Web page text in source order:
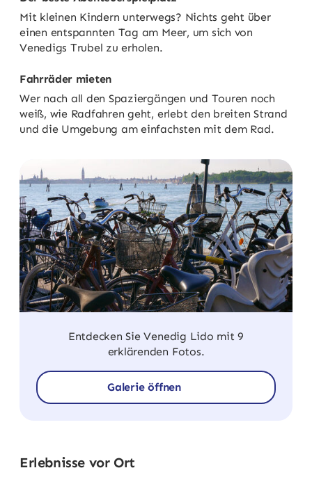
Mit kleinen Kindern unterwegs? Nichts geht über
einen entspannten Tag am Meer, um sich von
Venedigs Trubel zu erholen.
Fahrräder mieten
Wer nach all den Spaziergängen und Touren noch
weiß, wie Radfahren geht, erlebt den breiten Strand
und die Umgebung am einfachsten mit dem Rad.
Entdecken Sie Venedig Lido mit 9
erklärenden Fotos.
Galerie öffnen
Erlebnisse vor Ort